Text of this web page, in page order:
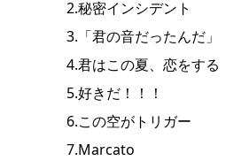
2.秘密インシデント
3.「君の音だったんだ」
4.君はこの夏、恋をする
5.好きだ！！！
6.この空がトリガー
7.Marcato